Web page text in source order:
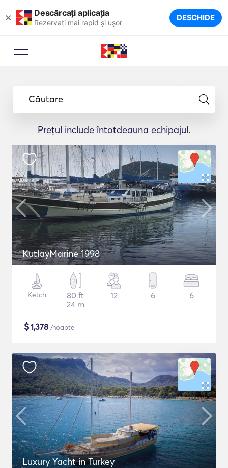
× Descărcați aplicația
Rezervați mai rapid și ușor DESCHIDE
Căutare
Prețul include întotdeauna echipajul.
KutlayMarine 1998
Ketch
80 ft
24 m
12 6 6
$1,378 /noapte
Luxury Yacht in Turkey